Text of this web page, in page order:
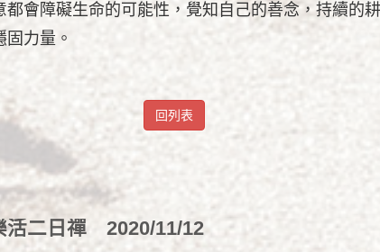
會障礙生命的可能性，覺知自己的善念，持續的
力量。
回列表
活二日禪 2020/11/12